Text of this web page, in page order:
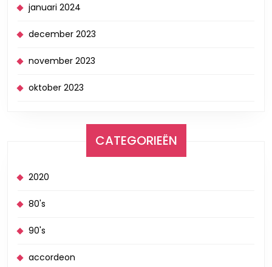
januari 2024
december 2023
november 2023
oktober 2023
CATEGORIEËN
2020
80's
90's
accordeon